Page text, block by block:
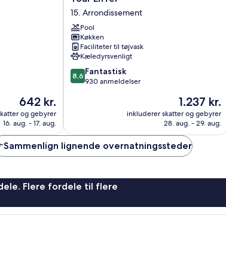
Prisen
er
642 kr.
642 kr.
og gebyrer
16. aug. - 17. aug.
Centre
Tour
Eiffel
15.
Arrondissement
15. Arrondissement
Pool
Køkken
Faciliteter til tøjvask
Kæledyrsvenligt
8.6
ud
anmeldelser
8,6 Fantastisk
930 anmeldelser
Prisen
er
1.237 kr.
1.237 kr.
inkluderer skatter og gebyrer
28. aug. - 29. aug.
Sammenlign lignende overnatningssteder
Flere fordele til flere